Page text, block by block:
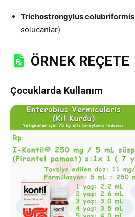
Trichostrongylus colubriformis
solucanlar)
ÖRNEK REÇETE
Çocuklarda Kullanım